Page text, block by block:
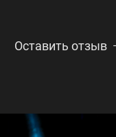
Оставить отзыв